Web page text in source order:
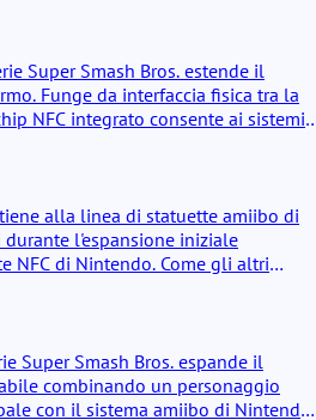
memorizza dati, impara giocando
di esso. È uno strumento di
collezione e un accessorio
Super Smash Bros. estende il
Funge da interfaccia fisica tra la
NFC integrato consente ai sistemi
che un supporto di
alla linea di statuette amiibo di
l'espansione iniziale
NFC di Nintendo. Come gli altri
compatibili tramite NFC. Quando
pratico è semplice: permette ai
specifiche del personaggio,
a tema a seconda del titolo
Super Smash Bros. espande il
combinando un personaggio
con il sistema amiibo di Nintendo